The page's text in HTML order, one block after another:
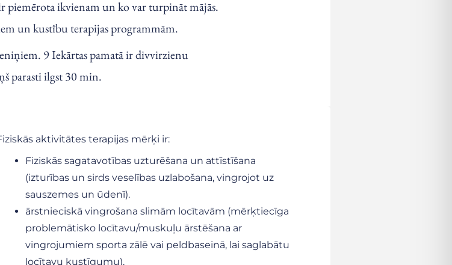
ikvienam un ko var turpināt mājās.
un kustību terapijas programmām.
9 Iekārtas pamatā ir divvirzienu
parasti ilgst 30 min.
aktivitātes terapijas mērķi ir:
Fiziskās sagatavotības uzturēšana un attīstīšana
(izturības un sirds veselības uzlabošana, vingrojot uz
sauszemes un ūdenī).
ārstnieciskā vingrošana slimām locītavām (mērķtiecīga
problemātisko locītavu/muskuļu ārstēšana ar
vingrojumiem sporta zālē vai peldbaseinā, lai saglabātu
locītavu kustīgumu).